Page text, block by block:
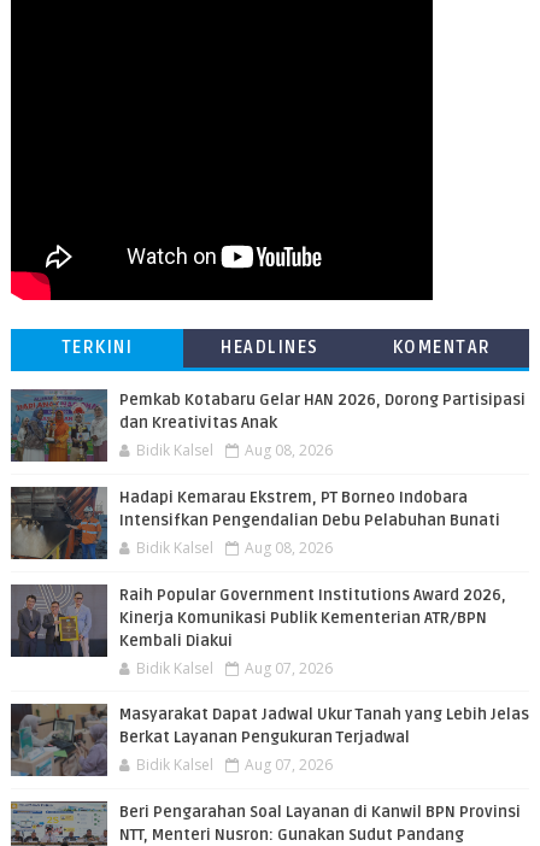
TERKINI HEADLINES KOMENTAR
Pemkab Kotabaru Gelar HAN 2026, Dorong Partisipasi
dan Kreativitas Anak
Bidik Kalsel Aug 08, 2026
​Hadapi Kemarau Ekstrem, PT Borneo Indobara
Intensifkan Pengendalian Debu Pelabuhan Bunati
Bidik Kalsel Aug 08, 2026
Raih Popular Government Institutions Award 2026,
Kinerja Komunikasi Publik Kementerian ATR/BPN
Kembali Diakui
Bidik Kalsel Aug 07, 2026
Masyarakat Dapat Jadwal Ukur Tanah yang Lebih Jelas
Berkat Layanan Pengukuran Terjadwal
Bidik Kalsel Aug 07, 2026
Beri Pengarahan Soal Layanan di Kanwil BPN Provinsi
NTT, Menteri Nusron: Gunakan Sudut Pandang